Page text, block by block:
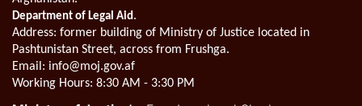
Department of Legal Aid .
Address: former building of Ministry of Justice located in
Pashtunistan Street, across from Frushga.
Email: info@moj.gov.af
Working Hours: 8:30 AM - 3:30 PM